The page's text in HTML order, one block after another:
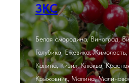
ЗКС
Белая смородина, Виноград,
Голубика, Ежевика,
Калина, Кизил, Клюква,
Крыжовник, Малина,